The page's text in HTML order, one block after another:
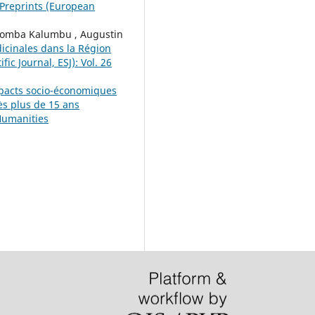
(European
Kalumbu , Augustin
dans la Région
Journal, ESJ): Vol. 26
socio-économiques
plus de 15 ans